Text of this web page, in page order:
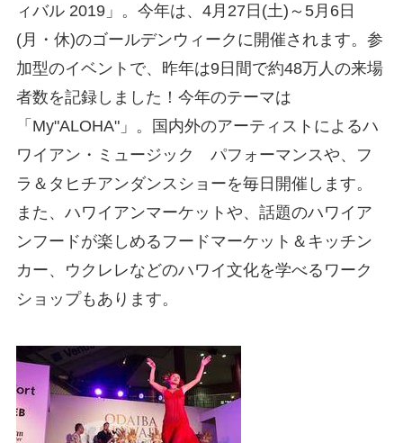
ィバル 2019」。今年は、4月27日(土)～5月6日
(月・休)のゴールデンウィークに開催されます。参
加型のイベントで、昨年は9日間で約48万人の来場
者数を記録しました！今年のテーマは
「My"ALOHA"」。国内外のアーティストによるハ
ワイアン・ミュージック パフォーマンスや、フ
ラ＆タヒチアンダンスショーを毎日開催します。
また、ハワイアンマーケットや、話題のハワイア
ンフードが楽しめるフードマーケット＆キッチン
カー、ウクレレなどのハワイ文化を学べるワーク
ショップもあります。